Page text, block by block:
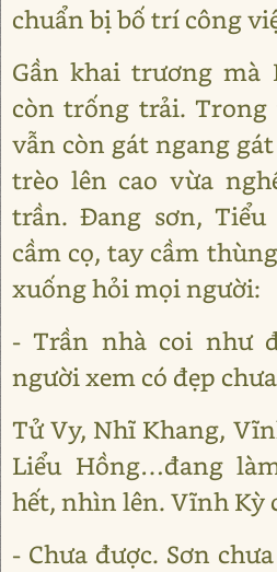
chuẩn bị bố trí công
Gần khai trương mà
còn trống trải. Trong
vẫn còn gát ngang
trèo lên cao vừa
trần. Ðang sơn,
cầm cọ, tay cầm
xuống hỏi mọi người:
- Trần nhà coi như
người xem có đẹp
Tử Vy, Nhĩ Khang,
Liểu Hồng…đang
hết, nhìn lên. Vĩnh Kỳ
- Chưa được. Sơn